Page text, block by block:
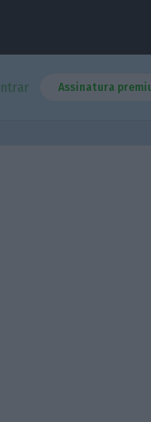
Assinatura